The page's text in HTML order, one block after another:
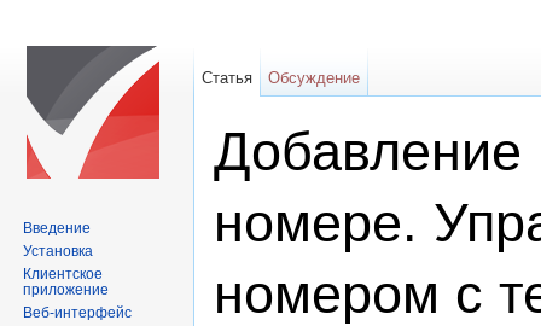
Добавление
номере.
номером с
Статья Обсуждение
Введение
Установка
Клиентское
приложение
Веб-интерфейс